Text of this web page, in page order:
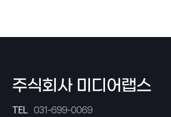
주식회사 미디어랩스
TEL 031-699-0069